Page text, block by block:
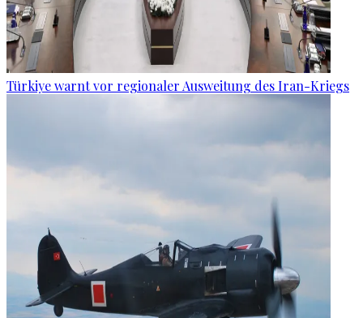
Türkiye warnt vor regionaler Ausweitung des Iran-Kriegs